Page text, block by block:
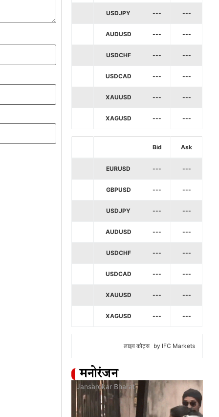
USDJPY --- ---
AUDUSD --- ---
USDCHF --- ---
USDCAD --- ---
XAUUSD --- ---
XAGUSD --- ---
Bid Ask
EURUSD --- ---
GBPUSD --- ---
USDJPY --- ---
AUDUSD --- ---
USDCHF --- ---
USDCAD --- ---
XAUUSD --- ---
XAGUSD --- ---
लाइव कोट्स by IFC Markets
मनोरंजन
Jansarokar Bharat